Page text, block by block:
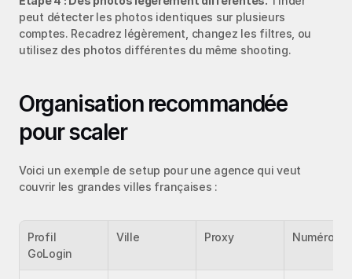
peut détecter les photos identiques sur plusieurs
comptes. Recadrez légèrement, changez les filtres, ou
utilisez des photos différentes du même shooting.
Organisation recommandée
pour scaler
Voici un exemple de setup pour une agence qui veut
couvrir les grandes villes françaises :
Profil
GoLogin
Ville Proxy Numéro